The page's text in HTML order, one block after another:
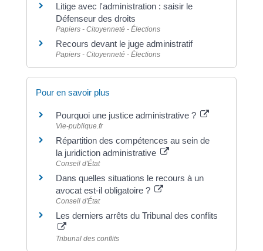
Litige avec l'administration : saisir le
Défenseur des droits
Papiers - Citoyenneté - Élections
Recours devant le juge administratif
Papiers - Citoyenneté - Élections
Pour en savoir plus
Pourquoi une justice administrative ?
Vie-publique.fr
Répartition des compétences au sein de
la juridiction administrative
Conseil d'État
Dans quelles situations le recours à un
avocat est-il obligatoire ?
Conseil d'État
Les derniers arrêts du Tribunal des conflits
Tribunal des conflits